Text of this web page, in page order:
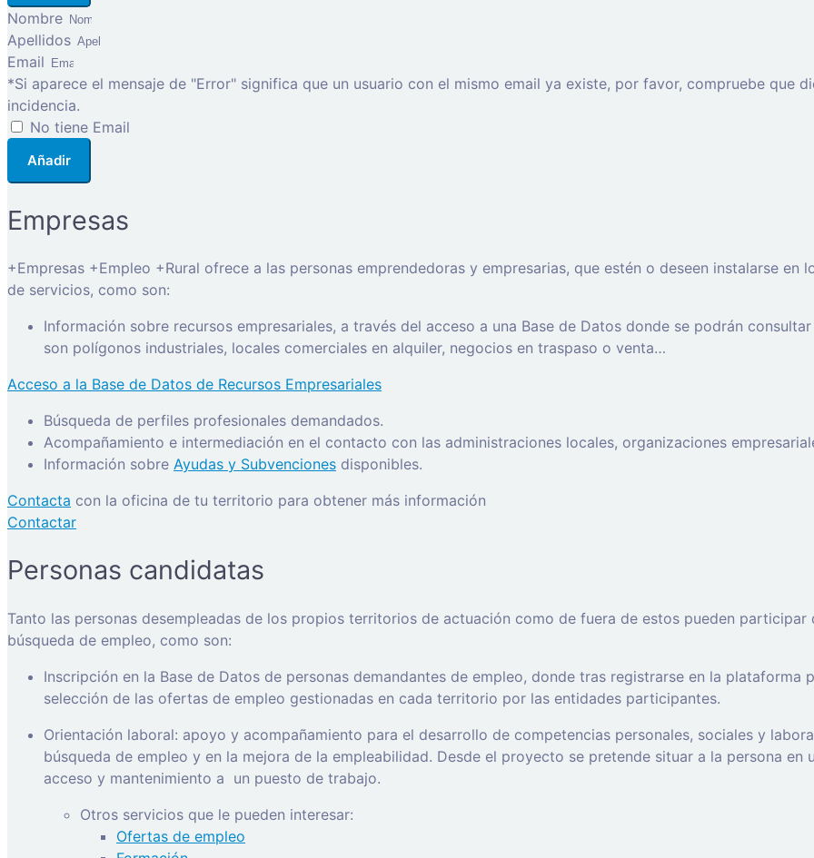
Nombre
Apellidos
Email
*Si aparece el mensaje de "Error" significa que un usuario con el mismo email ya existe, por favor, compruebe que
incidencia.
No tiene Email
Añadir
Empresas
+Empresas +Empleo +Rural ofrece a las personas emprendedoras y empresarias, que estén o deseen instalarse
de servicios, como son:
Información sobre recursos empresariales, a través del acceso a una Base de Datos donde se podrán
son polígonos industriales, locales comerciales en alquiler, negocios en traspaso o venta…
Acceso a la Base de Datos de Recursos Empresariales
Búsqueda de perfiles profesionales demandados.
Acompañamiento e intermediación en el contacto con las administraciones locales, organizaciones
Información sobre Ayudas y Subvenciones disponibles.
Contacta con la oficina de tu territorio para obtener más información
Contactar
Personas candidatas
Tanto las personas desempleadas de los propios territorios de actuación como de fuera de estos pueden
búsqueda de empleo, como son:
Inscripción en la Base de Datos de personas demandantes de empleo, donde tras registrarse en la
selección de las ofertas de empleo gestionadas en cada territorio por las entidades participantes.
Orientación laboral: apoyo y acompañamiento para el desarrollo de competencias personales, sociales y
búsqueda de empleo y en la mejora de la empleabilidad. Desde el proyecto se pretende situar a la persona
acceso y mantenimiento a un puesto de trabajo.
Otros servicios que le pueden interesar:
Ofertas de empleo